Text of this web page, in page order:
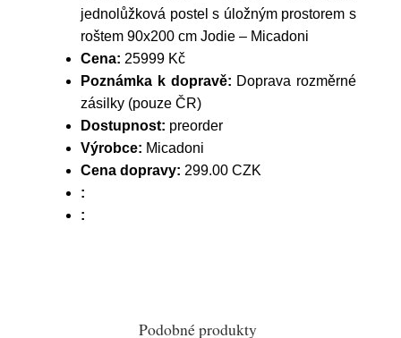
jednolůžková postel s úložným prostorem s
roštem 90x200 cm Jodie – Micadoni
Cena: 25999 Kč
Poznámka k dopravě: Doprava rozměrné
zásilky (pouze ČR)
Dostupnost: preorder
Výrobce: Micadoni
Cena dopravy: 299.00 CZK
:
:
Podobné produkty